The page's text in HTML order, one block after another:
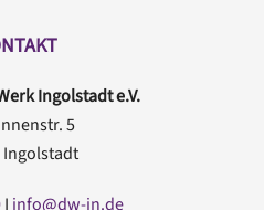
Ingolstadt e.V.
5
Ingolstadt
I info@dw-in.de